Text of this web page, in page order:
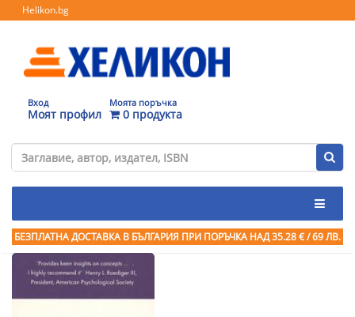
Helikon.bg
Вход
Моят профил
Моята поръчка
0 продукта
БЕЗПЛАТНА ДОСТАВКА В БЪЛГАРИЯ ПРИ ПОРЪЧКА НАД 35.28 € / 69 ЛВ.